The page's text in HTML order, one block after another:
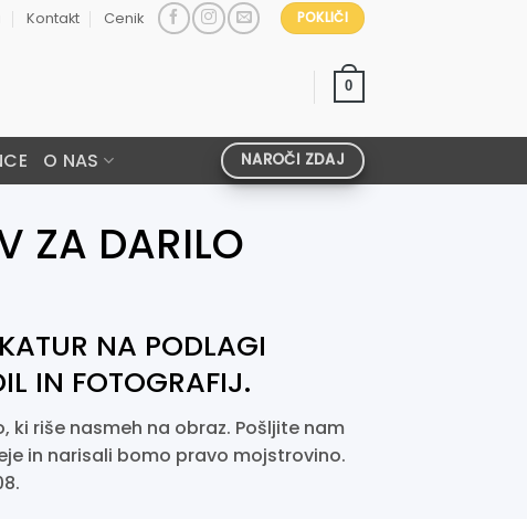
Kontakt Cenik POKLIČI
0
O NAS NAROČI ZDAJ
ZA DARILO
NA PODLAGI
IN FOTOGRAFIJ.
ki riše nasmeh na obraz. Pošljite nam
in narisali bomo pravo mojstrovino.